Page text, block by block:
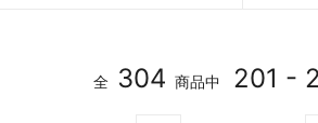
全 304 商品中 201 -